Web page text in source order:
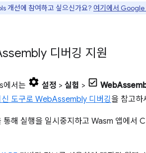
개선에 참여하고 싶으신가요? 여기에서 Google
디버깅 지원
에서는 설정 > 실험 >
신 도구로 WebAssembly 디버깅을 참고하
통해 실행을 일시중지하고 Wasm 앱에서